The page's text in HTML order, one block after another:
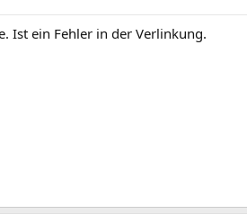
Ist ein Fehler in der Verlinkung.